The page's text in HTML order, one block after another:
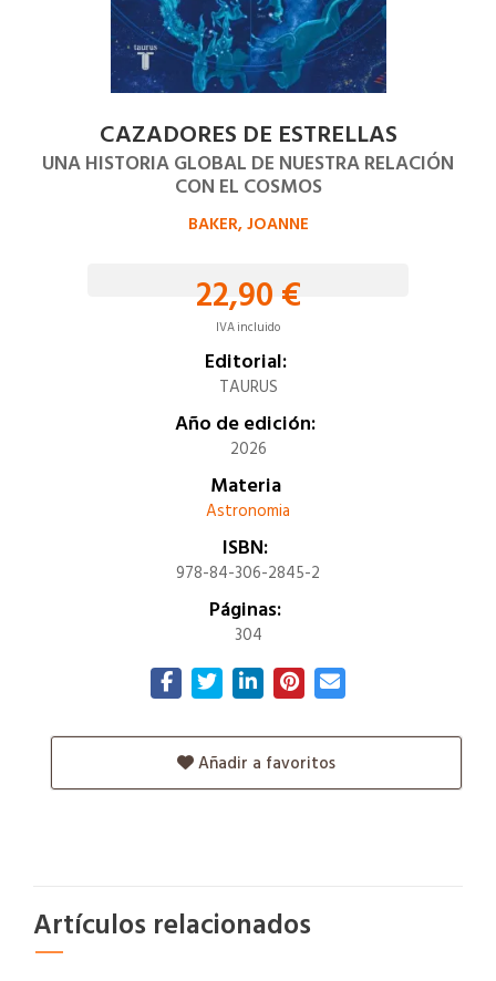
CAZADORES DE ESTRELLAS
UNA HISTORIA GLOBAL DE NUESTRA RELACIÓN
CON EL COSMOS
BAKER, JOANNE
22,90 €
IVA incluido
Editorial:
TAURUS
Año de edición:
2026
Materia
Astronomia
ISBN:
978-84-306-2845-2
Páginas:
304
Añadir a favoritos
Artículos relacionados